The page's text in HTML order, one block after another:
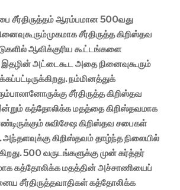
சீர்திருத்தம் ஆரம்பமான 500வது
சீர்திருத்த கிறிஸ்தவ
ஆவிக்குரிய கூட்டங்களை
அட்டைகூட அதை நினைவுகூரும்
நம்மினத்துக்
சீர்திருத்த கிறிஸ்தவ
இன்றும் கத்தோலிக்க மதத்தை கிறிஸ்தவமாக
சுவிசேஷ கிறிஸ்தவ சபைகள்
கிறிஸ்தவம் தாழ்ந்த நிலையில்
500 வருடங்களுக்கு முன் கர்த்தர்
கத்தோலிக்க மதத்தின் அச்சாணியைப்
சீர்திருத்தவாதிகள் கத்தோலிக்க